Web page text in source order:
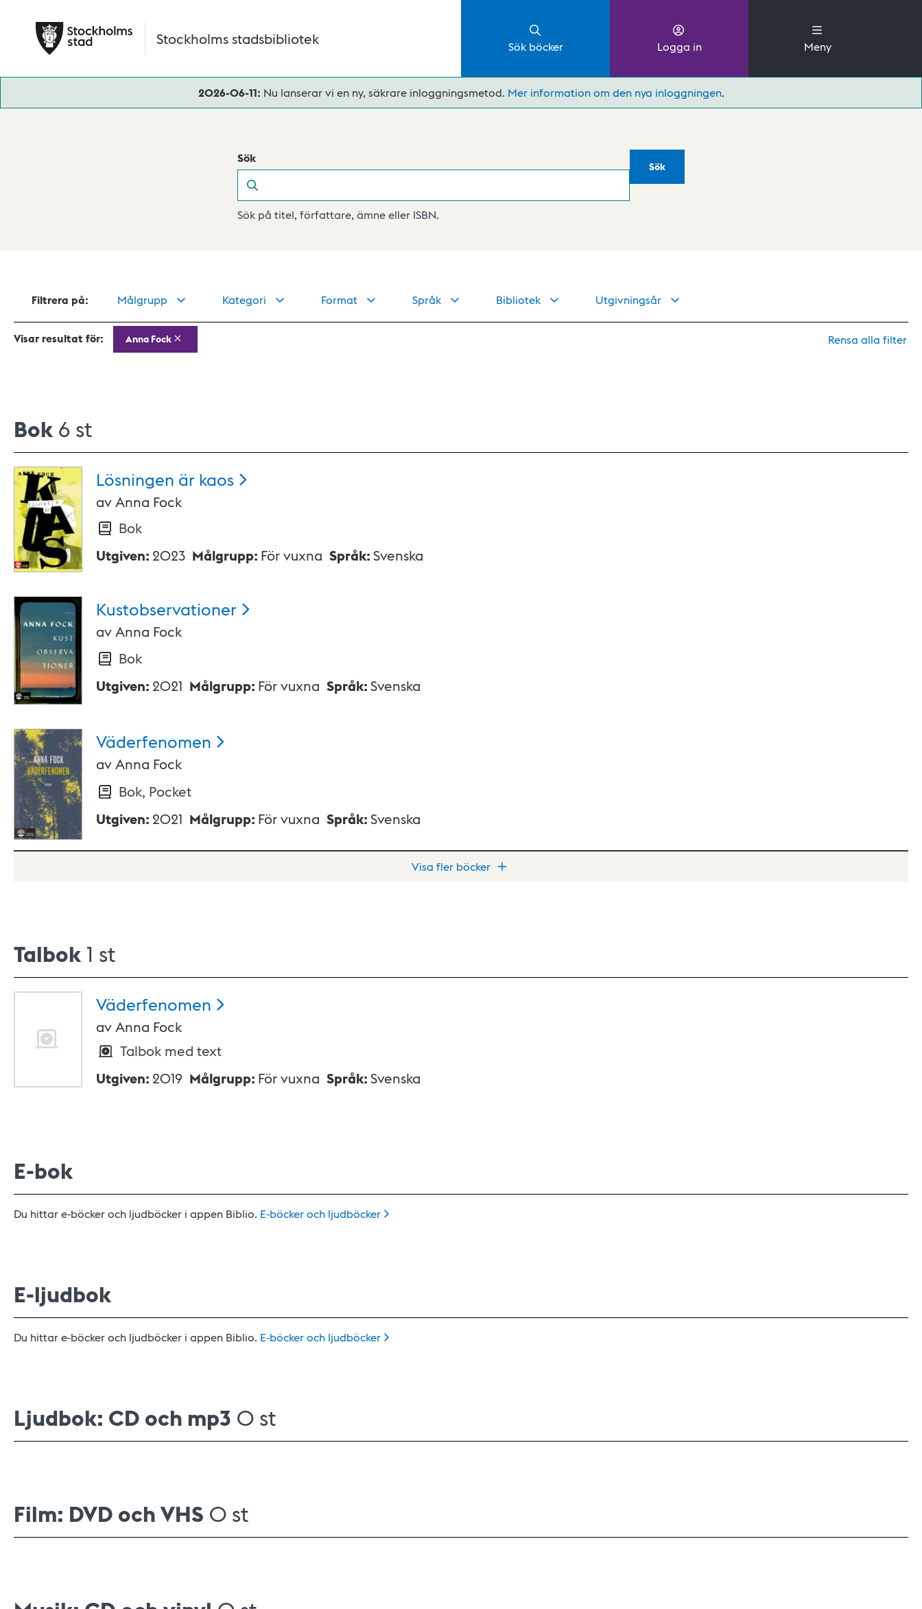
Stockholms stadsbibliotek Sök böcker Logga in Meny
2026-06-11: Nu lanserar vi en ny, säkrare inloggningsmetod. Mer information om den nya inloggningen.
Sök
Sök
Sök på titel, författare, ämne eller ISBN.
Filtrera på: Målgrupp Kategori Format Språk Bibliotek Utgivningsår
Visar resultat för: Anna Fock Rensa alla filter
Bok 6 st
Lösningen är kaos
avAnna Fock
Bok
Utgiven:2023 Målgrupp: För vuxna Språk:Svenska
Kustobservationer
avAnna Fock
Bok
Utgiven:2021 Målgrupp: För vuxna Språk:Svenska
Väderfenomen
avAnna Fock
Bok, Pocket
Utgiven: 2021 Målgrupp: För vuxna Språk:Svenska
Visa fler böcker
Talbok 1 st
Väderfenomen
avAnna Fock
Talbok med text
Utgiven:2019 Målgrupp: För vuxna Språk:Svenska
E-bok
Du hittar e-böcker och ljudböcker i appen Biblio. E-böcker och ljudböcker
E-ljudbok
Du hittar e-böcker och ljudböcker i appen Biblio. E-böcker och ljudböcker
Ljudbok: CD och mp3 0 st
Film: DVD och VHS 0 st